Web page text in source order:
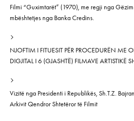
Filmi “Guximtarët” (1970), me regji nga
mbështetjes nga Banka Credins.
NJOFTIM I FITUESIT PËR PROCEDURËN ME
DIGJITAL I 6 (GJASHTË) FILMAVE ARTISTIKË
Vizitë nga Presidenti i Republikës, Sh.T.Z.
Arkivit Qendror Shtetëror të Filmit